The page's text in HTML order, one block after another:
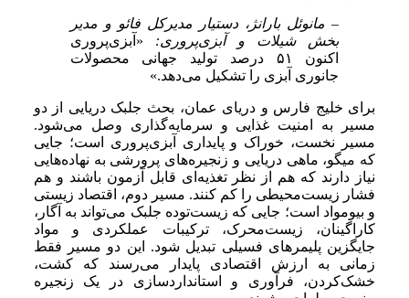
– مانوئل بارانژ، دستیار مدیرکل فائو و مدیر
بخش شیلات و آبزی‌پروری: «آبزی‌پروری
اکنون ۵۱ درصد تولید جهانی محصولات
جانوری آبزی را تشکیل می‌دهد.»
برای خلیج فارس و دریای عمان، بحث جلبک دریایی از دو
مسیر به امنیت غذایی و سرمایه‌گذاری وصل می‌شود.
مسیر نخست، خوراک و پایداری آبزی‌پروری است؛ جایی
که میگو، ماهی دریایی و زنجیره‌های پرورشی به نهاده‌هایی
نیاز دارند که هم از نظر تغذیه‌ای قابل آزمون باشند و هم
فشار زیست‌محیطی را کم کنند. مسیر دوم، اقتصاد زیستی
و بیومواد است؛ جایی که زیست‌توده جلبک می‌تواند به آگار،
کاراگینان، زیست‌محرک، ترکیبات عملکردی و مواد
جایگزین پلیمرهای فسیلی تبدیل شود. این دو مسیر فقط
زمانی به ارزش اقتصادی پایدار می‌رسند که کشت،
خشک‌کردن، فرآوری و استانداردسازی در یک زنجیره